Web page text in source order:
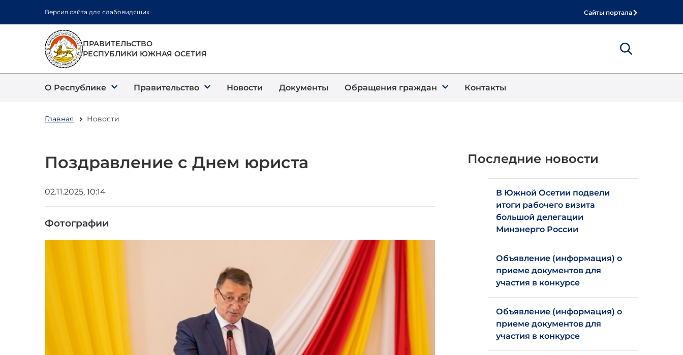
содержанию
Версия сайта для слабовидящих Сайты портала
ПРАВИТЕЛЬСТВО
РЕСПУБЛИКИ ЮЖНАЯ ОСЕТИЯ
О Республике Правительство Новости Документы Обращения граждан Контакты
Главная Новости
Поздравление с Днем юриста
02.11.2025, 10:14
Фотографии
Последние новости
В Южной Осетии подвели
итоги рабочего визита
большой делегации
Минэнерго России
Объявление (информация) о
приеме документов для
участия в конкурсе
Объявление (информация) о
приеме документов для
участия в конкурсе